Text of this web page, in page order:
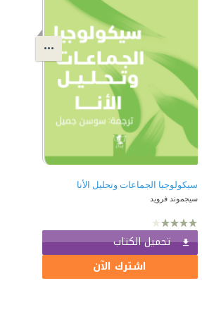
سيكولوجيا الجماعات وتحليل الأنا
سيجموند فرويد
تحميل الكتاب
اشترك الآن